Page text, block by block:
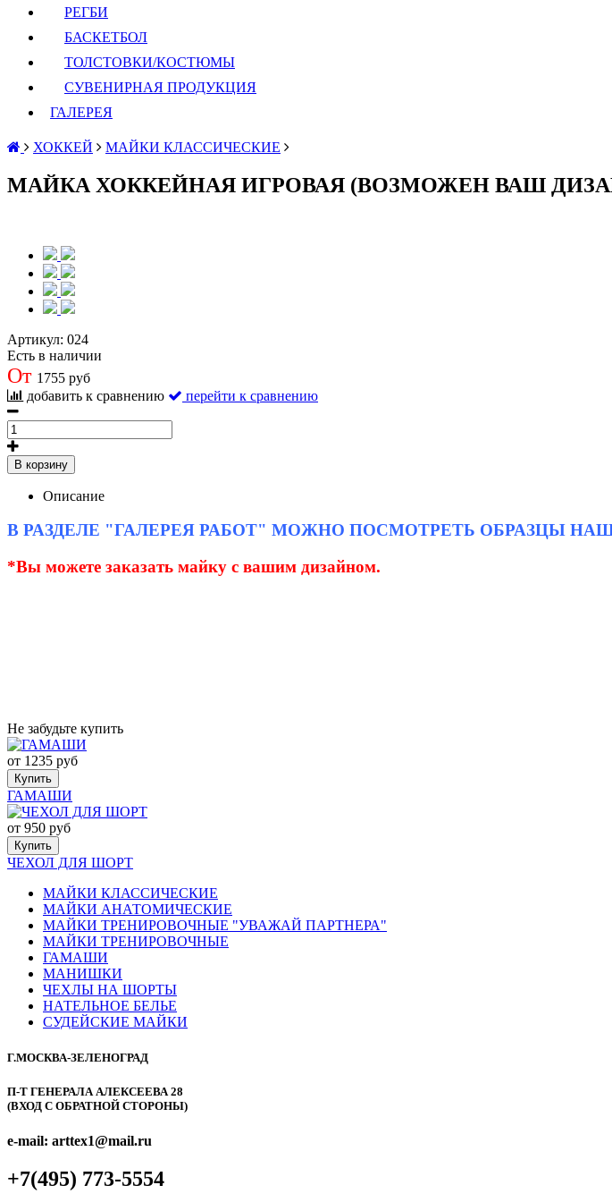
РЕГБИ
БАСКЕТБОЛ
ТОЛСТОВКИ/КОСТЮМЫ
СУВЕНИРНАЯ ПРОДУКЦИЯ
ГАЛЕРЕЯ
ХОККЕЙ МАЙКИ КЛАССИЧЕСКИЕ
МАЙКА ХОККЕЙНАЯ ИГРОВАЯ (ВОЗМОЖЕН ВАШ
Артикул: 024
Есть в наличии
От 1755 руб
добавить к сравнению
перейти к сравнению
В корзину
Описание
В РАЗДЕЛЕ "ГАЛЕРЕЯ РАБОТ" МОЖНО ПОСМОТРЕТЬ ОБРАЗЦЫ
*Вы можете заказать майку с вашим дизайном.
Не забудьте купить
от 1235 руб
Купить
ГАМАШИ
от 950 руб
Купить
ЧЕХОЛ ДЛЯ ШОРТ
МАЙКИ КЛАССИЧЕСКИЕ
МАЙКИ АНАТОМИЧЕСКИЕ
МАЙКИ ТРЕНИРОВОЧНЫЕ "УВАЖАЙ ПАРТНЕРА"
МАЙКИ ТРЕНИРОВОЧНЫЕ
ГАМАШИ
МАНИШКИ
ЧЕХЛЫ НА ШОРТЫ
НАТЕЛЬНОЕ БЕЛЬЕ
СУДЕЙСКИЕ МАЙКИ
Г.МОСКВА-ЗЕЛЕНОГРАД
П-Т ГЕНЕРАЛА АЛЕКСЕЕВА 28
(ВХОД С ОБРАТНОЙ СТОРОНЫ)
e-mail: arttex1@mail.ru
+7(495) 773-5554